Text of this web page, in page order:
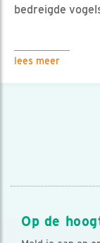
bedreigde
lees meer
Op de